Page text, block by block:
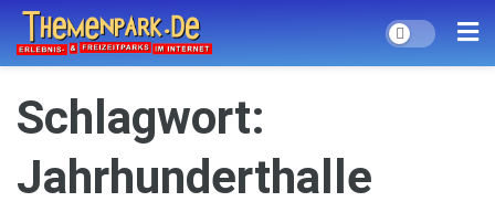
Schlagwort:
Jahrhunderthalle